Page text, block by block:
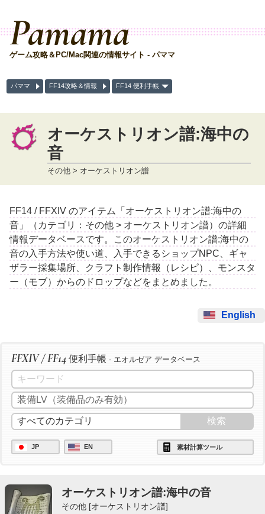
Pamama
ゲーム攻略＆PC/Mac関連の情報サイト - パママ
パママ FF14攻略＆情報 FF14 便利手帳
オーケストリオン譜:海中の
音
その他 > オーケストリオン譜
FF14 / FFXIV のアイテム「オーケストリオン譜:海中の
音」（カテゴリ：その他 > オーケストリオン譜）の詳細
情報データベースです。このオーケストリオン譜:海中の
音の入手方法や使い道、入手できるショップNPC、ギャ
ザラー採集場所、クラフト制作情報（レシピ）、モンスタ
ー（モブ）からのドロップなどをまとめました。
English
FFXIV / FF14 便利手帳 - エオルゼア データベース
JP EN 素材計算ツール
オーケストリオン譜:海中の音
その他 [オーケストリオン譜]